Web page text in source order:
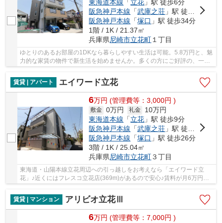
東海道本線 「立花 」駅 徒歩6分
阪急神戸本線 「武庫之荘 」駅 徒歩31分
阪急神戸本線 「塚口 」駅 徒歩34分
1階 / 1K / 21.37㎡
兵庫県尼崎市立花町１丁目
ゆとりのあるお部屋の1DKなら暮らしやすい生活は可能。5.8万円と、魅
力的な家賃の物件で新生活を始めませんか。多くの方にご好評の、一押
賃貸 | アパート
エイワード立花
6万円 (管理費等：3,000円 )
敷金 0万円 礼金
10万円
東海道本線 「立花 」駅 徒歩9分
阪急神戸本線 「武庫之荘 」駅 徒歩23分
阪急神戸本線 「塚口 」駅 徒歩26分
3階 / 1K / 25.04㎡
兵庫県尼崎市立花町３丁目
東海道・山陽本線立花周辺への引っ越しをお考えなら「エイワード立
花」♪近くにはフレスコ立花店(369m)があるので安心♪賃料が月6万円の
賃貸 | マンション
アリビオ立花Ⅲ
6万円 (管理費等：7,000円 )